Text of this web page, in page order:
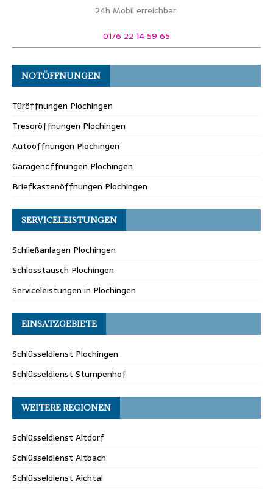
24h Mobil erreichbar:
0176 22 14 59 65
NOTÖFFNUNGEN
Türöffnungen Plochingen
Tresoröffnungen Plochingen
Autoöffnungen Plochingen
Garagenöffnungen Plochingen
Briefkastenöffnungen Plochingen
SERVICELEISTUNGEN
Schließanlagen Plochingen
Schlosstausch Plochingen
Serviceleistungen in Plochingen
EINSATZGEBIETE
Schlüsseldienst Plochingen
Schlüsseldienst Stumpenhof
WEITERE REGIONEN
Schlüsseldienst Altdorf
Schlüsseldienst Altbach
Schlüsseldienst Aichtal